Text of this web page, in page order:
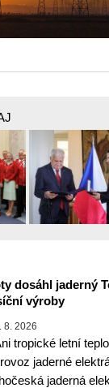
dosáhl jaderný
výroby
8. 2026
tropické letní
jaderné
jaderná